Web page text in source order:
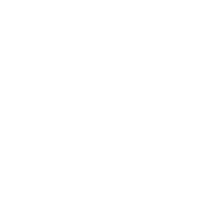
ta’zir yang
barang bukti
online tidak cukup
aplikasi. Persoalan
penerapan